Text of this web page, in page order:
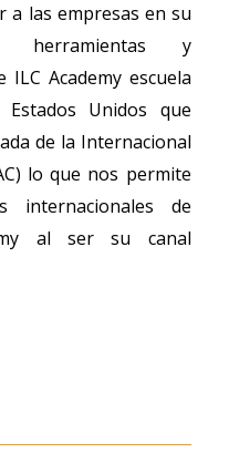
a las empresas en su
herramientas y
Academy escuela
Unidos que
de la Internacional
lo que nos permite
internacionales de
al ser su canal